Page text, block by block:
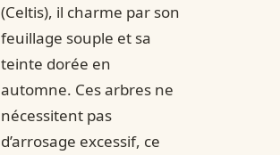
(Celtis), il charme par son
feuillage souple et sa
teinte dorée en
automne. Ces arbres ne
nécessitent pas
d’arrosage excessif, ce